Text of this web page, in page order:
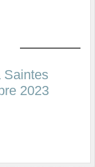
Saintes
2023